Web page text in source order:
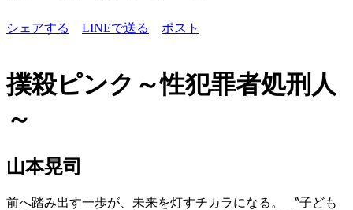
シェアする LINEで送る ポスト
撲殺ピンク～性犯罪者処刑人
～
山本晃司
前へ踏み出す一歩が、未来を灯すチカラになる。 〝子ども